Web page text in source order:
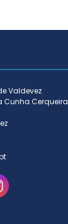
Valdevez
Cunha Cerqueira